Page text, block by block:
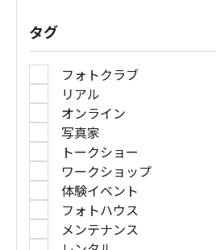
タグ
フォトクラブ
リアル
オンライン
写真家
トークショー
ワークショップ
体験イベント
フォトハウス
メンテナンス